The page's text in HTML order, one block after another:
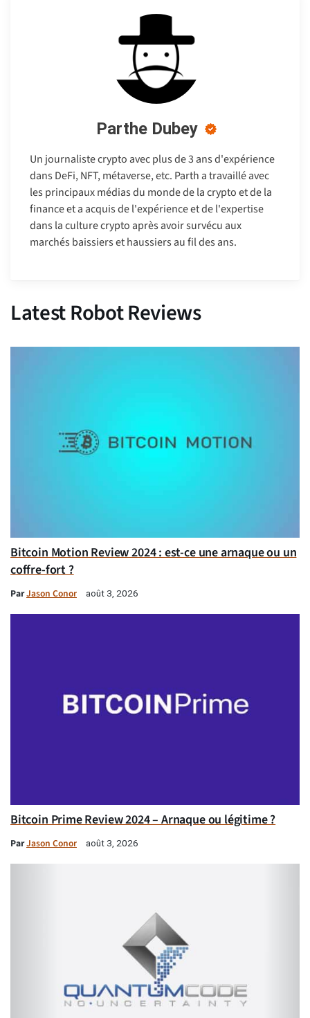
Parthe Dubey
Un journaliste crypto avec plus de 3 ans d'expérience
dans DeFi, NFT, métaverse, etc. Parth a travaillé avec
les principaux médias du monde de la crypto et de la
finance et a acquis de l'expérience et de l'expertise
dans la culture crypto après avoir survécu aux
marchés baissiers et haussiers au fil des ans.
Latest Robot Reviews
Bitcoin Motion Review 2024 : est-ce une arnaque ou un
coffre-fort ?
ParJason Conor août 3, 2026
Bitcoin Prime Review 2024 – Arnaque ou légitime ?
ParJason Conor août 3, 2026